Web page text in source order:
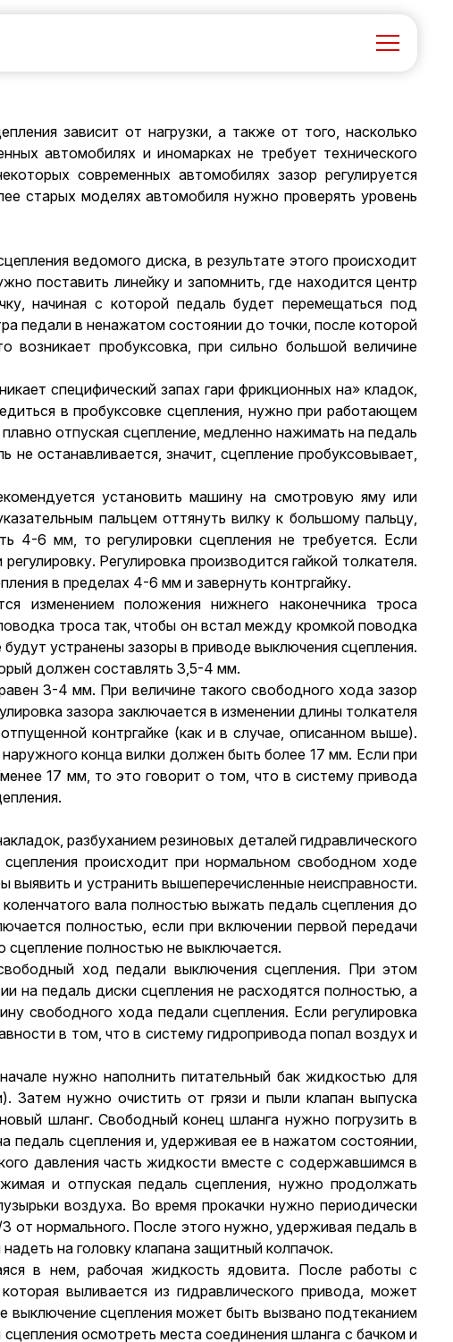
зависит от нагрузки, а также от того, насколько
автомобилях и иномарках не требует технического
современных автомобилях зазор регулируется
старых моделях автомобиля нужно проверять уровень
ведомого диска, в результате этого происходит
поставить линейку и запомнить, где находится центр
начиная с которой педаль будет перемещаться под
педали в ненажатом состоянии до точки, после которой
возникает пробуксовка, при сильно большой величине
специфический запах гари фрикционных на» кладок,
в пробуксовке сцепления, нужно при работающем
отпуская сцепление, медленно нажимать на педаль
останавливается, значит, сцепление пробуксовывает,
установить машину на смотровую яму или
пальцем оттянуть вилку к большому пальцу,
4-6 мм, то регулировки сцепления не требуется. Если
Регулировка производится гайкой толкателя.
в пределах 4-6 мм и завернуть контргайку.
изменением положения нижнего наконечника троса
троса так, чтобы он встал между кромкой поводка
устранены зазоры в приводе выключения сцепления.
должен составлять 3,5-4 мм.
3-4 мм. При величине такого свободного хода зазор
зазора заключается в изменении длины толкателя
контргайке (как и в случае, описанном выше).
конца вилки должен быть более 17 мм. Если при
17 мм, то это говорит о том, что в систему привода
разбуханием резиновых деталей гидравлического
происходит при нормальном свободном ходе
выявить и устранить вышеперечисленные неисправности.
вала полностью выжать педаль сцепления до
полностью, если при включении первой передачи
полностью не выключается.
ход педали выключения сцепления. При этом
на педаль диски сцепления не расходятся полностью, а
свободного хода педали сцепления. Если регулировка
в том, что в систему гидропривода попал воздух и
нужно наполнить питательный бак жидкостью для
Затем нужно очистить от грязи и пыли клапан выпуска
шланг. Свободный конец шланга нужно погрузить в
сцепления и, удерживая ее в нажатом состоянии,
давления часть жидкости вместе с содержавшимся в
и отпуская педаль сцепления, нужно продолжать
воздуха. Во время прокачки нужно периодически
от нормального. После этого нужно, удерживая педаль в
на головку клапана защитный колпачок.
в нем, рабочая жидкость ядовита. После работы с
выливается из гидравлического привода, может
выключение сцепления может быть вызвано подтеканием
осмотреть места соединения шланга с бачком и